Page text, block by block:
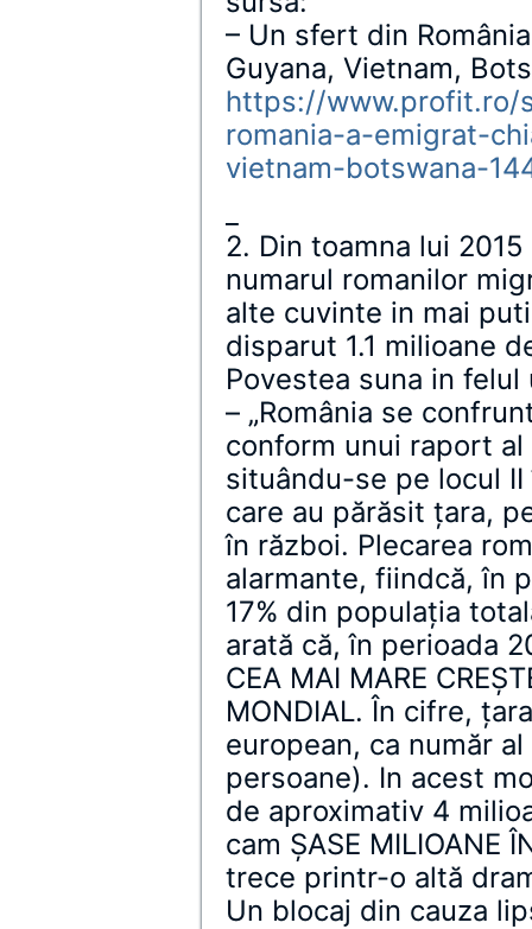
– Un sfert din
Guyana, Vietnam,
https://
romania-a-emigrat-
vietnam-botswana-
2. Din toamna lui
numarul romanilor
alte cuvinte in mai
disparut 1.1 milioane
Povestea suna in felul
– „România se
conform unui raport
situându-se pe locul
care au părăsit țara,
în război. Plecarea
alarmante, fiindcă, în
17% din populația
arată că, în perioada
CEA MAI MARE
MONDIAL. În cifre,
european, ca număr
persoane). In acest
de aproximativ 4
cam ȘASE MILIOANE
trece printr-o altă
Un blocaj din cauza